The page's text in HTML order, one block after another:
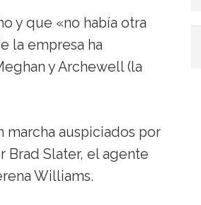
y que «no había otra
la empresa ha
y Archewell (la
auspiciados por
Brad Slater, el agente
Williams.